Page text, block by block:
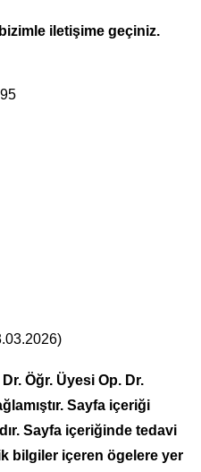
iletişime geçiniz.
Öğr. Üyesi Op. Dr.
Sayfa içeriği
Sayfa içeriğinde tedavi
bilgiler içeren ögelere yer